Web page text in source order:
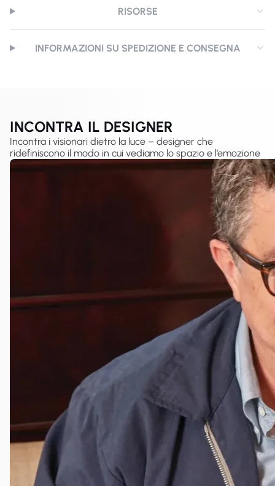
RISORSE
INFORMAZIONI SU SPEDIZIONE E CONSEGNA
INCONTRA IL DESIGNER
Incontra i visionari dietro la luce – designer che
ridefiniscono il modo in cui vediamo lo spazio e l’emozione